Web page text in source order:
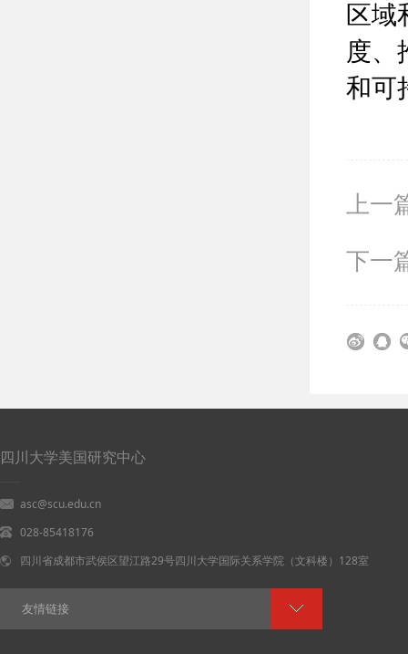
区域
度、
和可
上一
下一
四川大学美国研究中心
asc@scu.edu.cn
028-85418176
四川省成都市武侯区望江路29号四川大学国际关系学院（文科楼）128室
友情链接